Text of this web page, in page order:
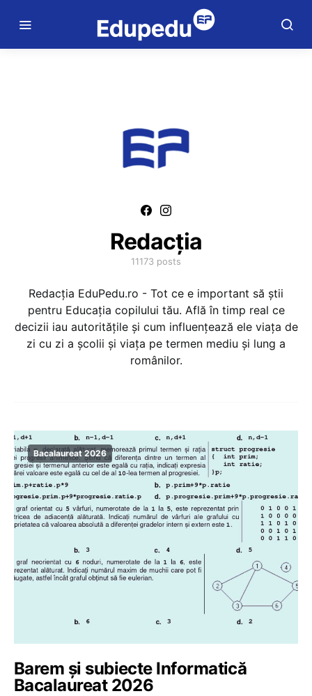
Redacția
11173 posts
Redacția EduPedu.ro - Tot ce e important să știi
pentru Educația copilului tău. Află în timp real ce
decizii iau autoritățile și cum influențează ele viața de
zi cu zi a școlii și viața pe termen mediu și lung a
românilor.
Bacalaureat 2026
Barem și subiecte Informatică
Bacalaureat 2026